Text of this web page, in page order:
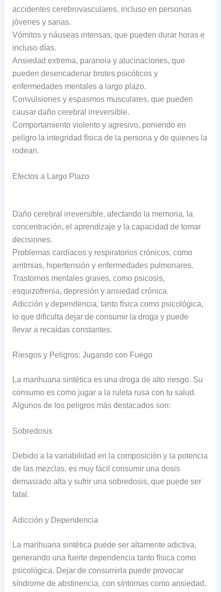
accidentes cerebrovasculares, incluso en personas
jóvenes y sanas.
Vómitos y náuseas intensas, que pueden durar horas e
incluso días.
Ansiedad extrema, paranoia y alucinaciones, que
pueden desencadenar brotes psicóticos y
enfermedades mentales a largo plazo.
Convulsiones y espasmos musculares, que pueden
causar daño cerebral irreversible.
Comportamiento violento y agresivo, poniendo en
peligro la integridad física de la persona y de quienes la
rodean.
Efectos a Largo Plazo
Daño cerebral irreversible, afectando la memoria, la
concentración, el aprendizaje y la capacidad de tomar
decisiones.
Problemas cardíacos y respiratorios crónicos, como
arritmias, hipertensión y enfermedades pulmonares.
Trastornos mentales graves, como psicosis,
esquizofrenia, depresión y ansiedad crónica.
Adicción y dependencia, tanto física como psicológica,
lo que dificulta dejar de consumir la droga y puede
llevar a recaídas constantes.
Riesgos y Peligros: Jugando con Fuego
La marihuana sintética es una droga de alto riesgo. Su
consumo es como jugar a la ruleta rusa con tu salud.
Algunos de los peligros más destacados son:
Sobredosis
Debido a la variabilidad en la composición y la potencia
de las mezclas, es muy fácil consumir una dosis
demasiado alta y sufrir una sobredosis, que puede ser
fatal.
Adicción y Dependencia
La marihuana sintética puede ser altamente adictiva,
generando una fuerte dependencia tanto física como
psicológica. Dejar de consumirla puede provocar
síndrome de abstinencia, con síntomas como ansiedad,